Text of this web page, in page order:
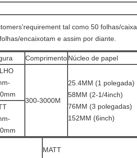
tal como 50 folhas/caixa,
encaixotam e assim por diante.
ComprimentoNúcleo de papel
300-3000M
25.4MM (1 polegada)
58MM (2-1/4inch)
76MM (3 polegadas)
152MM (6inch)
MATT